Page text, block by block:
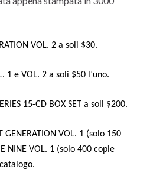
VOL. 2 a soli $30.
1 e VOL. 2 a soli $50 l’uno.
15-CD BOX SET a soli $200.
GENERATION VOL. 1 (solo 150
NINE VOL. 1 (solo 400 copie